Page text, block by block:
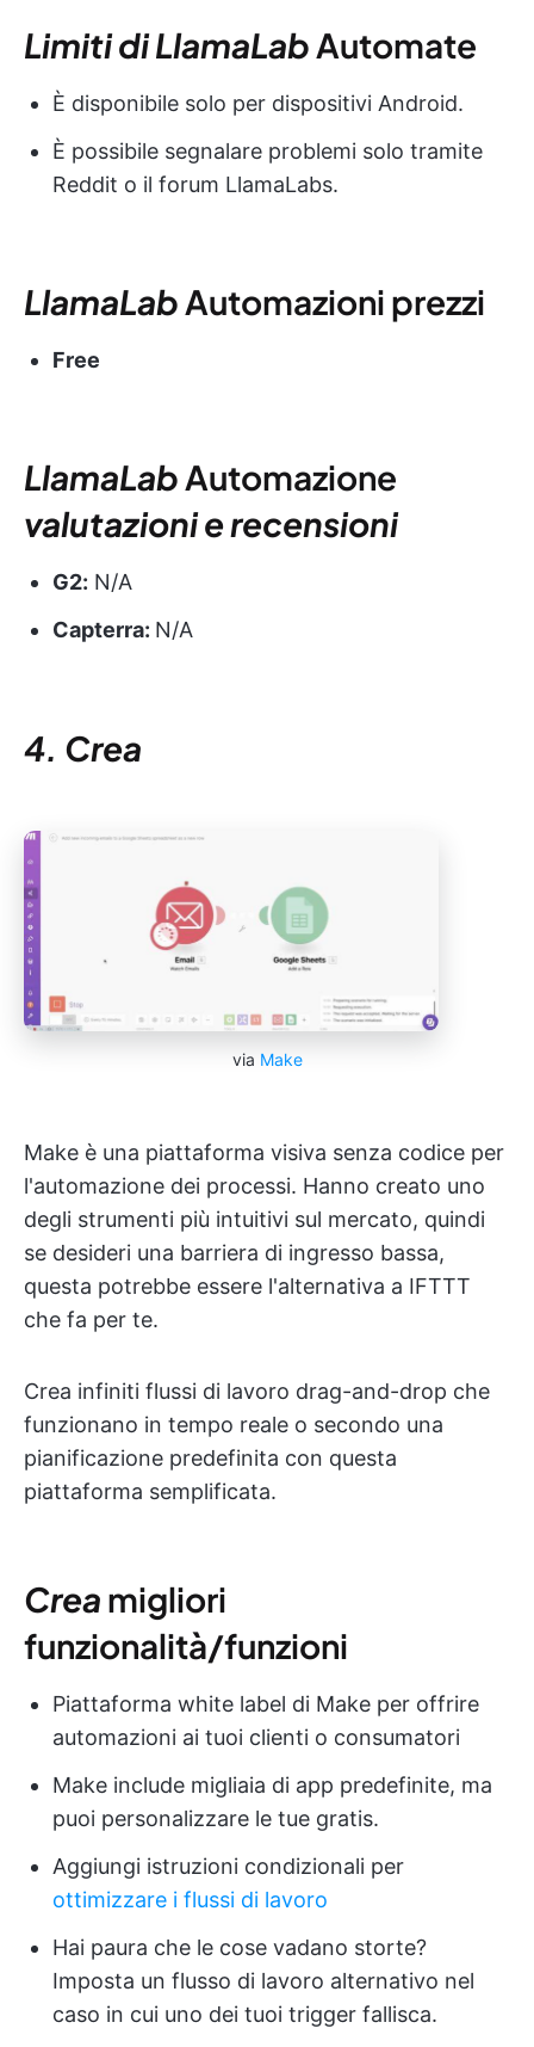
Limiti di LlamaLab Automate
È disponibile solo per dispositivi Android.
È possibile segnalare problemi solo tramite
Reddit o il forum LlamaLabs.
LlamaLab Automazioni prezzi
Free
LlamaLab Automazione
valutazioni e recensioni
G2: N/A
Capterra: N/A
4. Crea
via Make
Make è una piattaforma visiva senza codice per
l'automazione dei processi. Hanno creato uno
degli strumenti più intuitivi sul mercato, quindi
se desideri una barriera di ingresso bassa,
questa potrebbe essere l'alternativa a IFTTT
che fa per te.
Crea infiniti flussi di lavoro drag-and-drop che
funzionano in tempo reale o secondo una
pianificazione predefinita con questa
piattaforma semplificata.
Crea migliori
funzionalità/funzioni
Piattaforma white label di Make per offrire
automazioni ai tuoi clienti o consumatori
Make include migliaia di app predefinite, ma
puoi personalizzare le tue gratis.
Aggiungi istruzioni condizionali per
ottimizzare i flussi di lavoro
Hai paura che le cose vadano storte?
Imposta un flusso di lavoro alternativo nel
caso in cui uno dei tuoi trigger fallisca.